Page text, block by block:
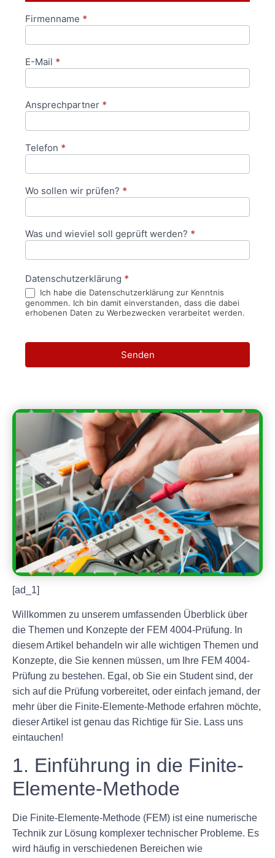
Anfrageformular
Firmenname *
E-Mail *
Ansprechpartner *
Telefon *
Wo sollen wir prüfen? *
Was und wieviel soll geprüft werden? *
Datenschutzerklärung *
Ich habe die Datenschutzerklärung zur Kenntnis
genommen. Ich bin damit einverstanden, dass die dabei
erhobenen Daten zu Werbezwecken verarbeitet werden.
Senden
[ad_1]
Willkommen zu unserem umfassenden Überblick über
die Themen und Konzepte der FEM 4004-Prüfung. In
diesem Artikel behandeln wir alle wichtigen Themen und
Konzepte, die Sie kennen müssen, um Ihre FEM 4004-
Prüfung zu bestehen. Egal, ob Sie ein Student sind, der
sich auf die Prüfung vorbereitet, oder einfach jemand, der
mehr über die Finite-Elemente-Methode erfahren möchte,
dieser Artikel ist genau das Richtige für Sie. Lass uns
eintauchen!
1. Einführung in die Finite-
Elemente-Methode
Die Finite-Elemente-Methode (FEM) ist eine numerische
Technik zur Lösung komplexer technischer Probleme. Es
wird häufig in verschiedenen Bereichen wie